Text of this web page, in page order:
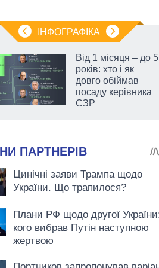
ІНФОГРАФІКА
Від 1 місяця – до 5
років: хто і як
довго обіймав
посаду керівника
СЗР